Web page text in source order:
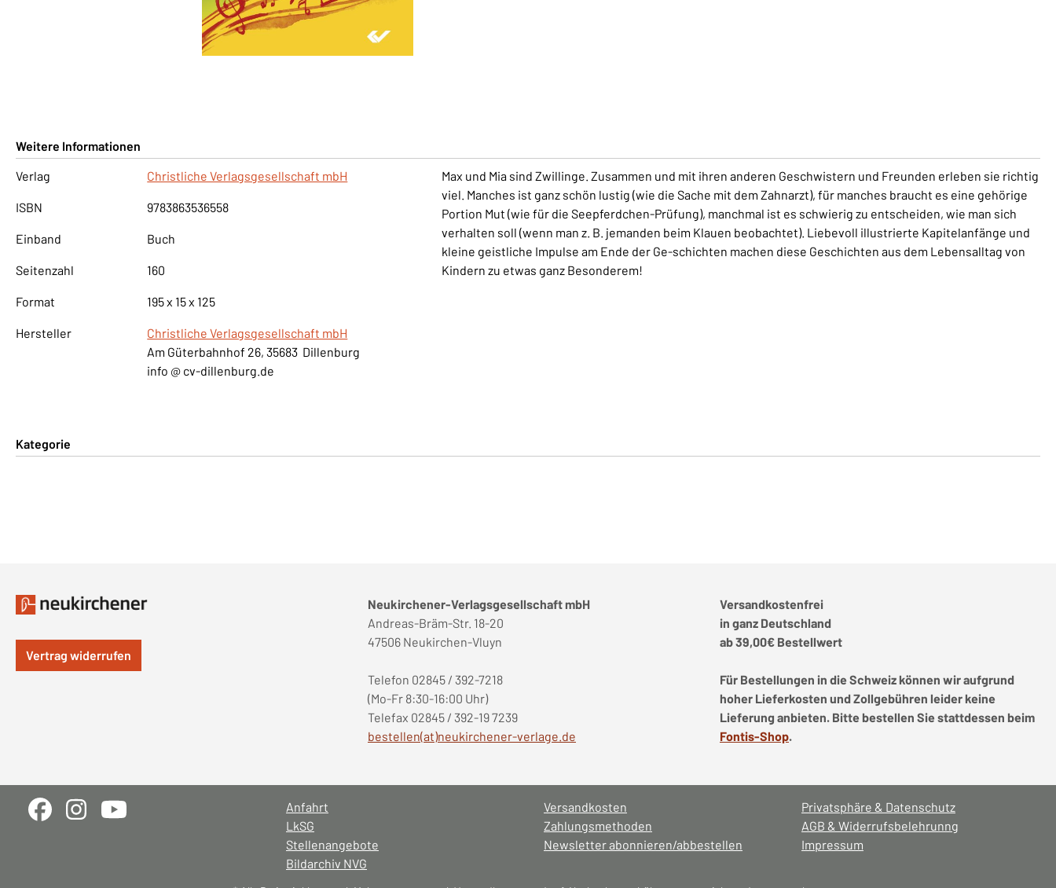
Weitere Informationen
Verlag
Christliche Verlagsgesellschaft mbH
ISBN 9783863536558
Einband Buch
Seitenzahl 160
Format 195 x 15 x 125
Hersteller
Christliche Verlagsgesellschaft mbH
Am Güterbahnhof 26, 35683 Dillenburg
info @ cv-dillenburg.de
Max und Mia sind Zwillinge. Zusammen und mit ihren anderen Geschwistern und Freunden erleben sie richtig
viel. Manches ist ganz schön lustig (wie die Sache mit dem Zahnarzt), für manches braucht es eine gehörige
Portion Mut (wie für die Seepferdchen-Prüfung), manchmal ist es schwierig zu entscheiden, wie man sich
verhalten soll (wenn man z. B. jemanden beim Klauen beobachtet). Liebevoll illustrierte Kapitelanfänge und
kleine geistliche Impulse am Ende der Ge-schichten machen diese Geschichten aus dem Lebensalltag von
Kindern zu etwas ganz Besonderem!
Kategorie
Vertrag widerrufen
Neukirchener-Verlagsgesellschaft mbH
Andreas-Bräm-Str. 18-20
47506 Neukirchen-Vluyn
Telefon 02845 / 392-7218
(Mo-Fr 8:30-16:00 Uhr)
Telefax 02845 / 392-19 7239
bestellen(at)neukirchener-verlage.de
Versandkostenfrei
in ganz Deutschland
ab 39,00€ Bestellwert
Für Bestellungen in die Schweiz können wir aufgrund
hoher Lieferkosten und Zollgebühren leider keine
Lieferung anbieten. Bitte bestellen Sie stattdessen beim
Fontis-Shop.
Anfahrt
LkSG
Stellenangebote
Versandkosten
Zahlungsmethoden
Newsletter abonnieren/abbestellen
Privatsphäre & Datenschutz
AGB & Widerrufsbelehrunng
Impressum
Bildarchiv NVG